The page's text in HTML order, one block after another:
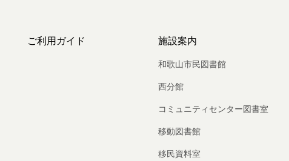
ご利用ガイド 施設案内
和歌山市民図書館
西分館
コミュニティセンター図書室
移動図書館
移民資料室